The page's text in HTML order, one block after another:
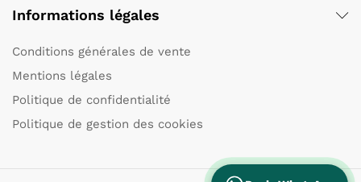
Informations légales
Conditions générales de vente
Mentions légales
Politique de confidentialité
Politique de gestion des cookies